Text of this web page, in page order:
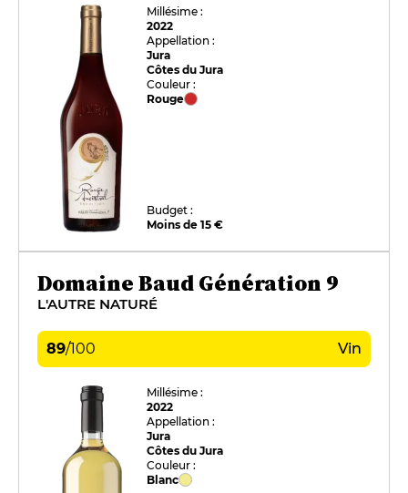
Millésime :
2022
Appellation :
Jura
Côtes du Jura
Couleur :
Rouge
Budget :
Moins de 15 €
Domaine Baud Génération 9
L'AUTRE NATURÉ
89/100 Vin
Millésime :
2022
Appellation :
Jura
Côtes du Jura
Couleur :
Blanc